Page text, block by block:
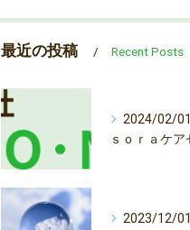
最近の投稿 Recent Posts
2024/02/01
2023/12/01